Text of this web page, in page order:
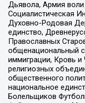
Дьявола, Армия
Социалистическая
Духовно-Родовая
единство,
Православных
общенациональный
иммиграции, Кровь и
религиозных
общественного
национальное
Болельщиков